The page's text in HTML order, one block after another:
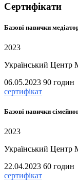
Сертифікати
Базові навички
2023
Український Центр
06.05.2023 90 годин
сертифікат
Базові навички
2023
Український Центр
22.04.2023 60 годин
сертифікат